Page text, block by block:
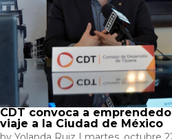
CDT convoca a
viaje a la Ciudad de México